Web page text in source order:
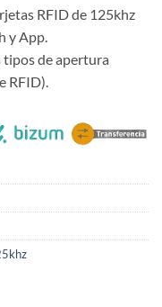
RFID de 125khz
y App.
tipos de apertura
RFID).